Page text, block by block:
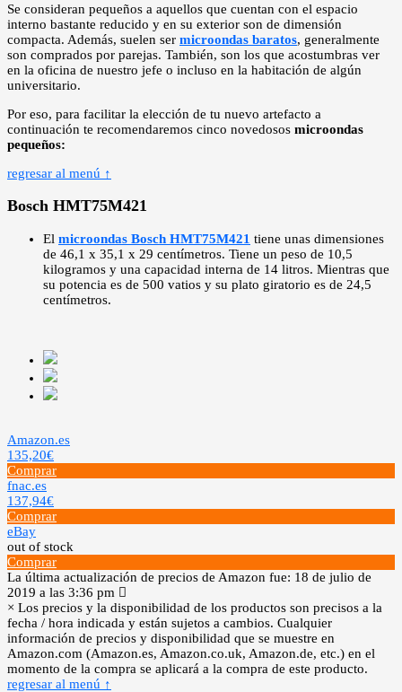
Se consideran pequeños a aquellos que cuentan con el espacio
interno bastante reducido y en su exterior son de dimensión
compacta. Además, suelen ser microondas baratos, generalmente
son comprados por parejas. También, son los que acostumbras ver
en la oficina de nuestro jefe o incluso en la habitación de algún
universitario.
Por eso, para facilitar la elección de tu nuevo artefacto a
continuación te recomendaremos cinco novedosos microondas
pequeños:
regresar al menú ↑
Bosch HMT75M421
El microondas Bosch HMT75M421 tiene unas dimensiones
de 46,1 x 35,1 x 29 centímetros. Tiene un peso de 10,5
kilogramos y una capacidad interna de 14 litros. Mientras que
su potencia es de 500 vatios y su plato giratorio es de 24,5
centímetros.
Amazon.es
135,20€
Comprar
fnac.es
137,94€
Comprar
eBay
out of stock
Comprar
La última actualización de precios de Amazon fue: 18 de julio de
2019 a las 3:36 pm
× Los precios y la disponibilidad de los productos son precisos a la
fecha / hora indicada y están sujetos a cambios. Cualquier
información de precios y disponibilidad que se muestre en
Amazon.com (Amazon.es, Amazon.co.uk, Amazon.de, etc.) en el
momento de la compra se aplicará a la compra de este producto.
regresar al menú ↑